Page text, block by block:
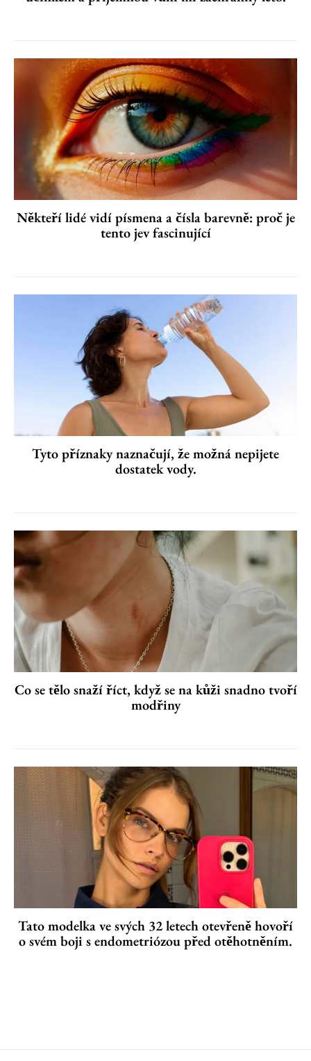
Někteří lidé vidí písmena a čísla barevně: proč je
tento jev fascinující
Tyto příznaky naznačují, že možná nepijete
dostatek vody.
Co se tělo snaží říct, když se na kůži snadno tvoří
modřiny
Tato modelka ve svých 32 letech otevřeně hovoří
o svém boji s endometriózou před otěhotněním.